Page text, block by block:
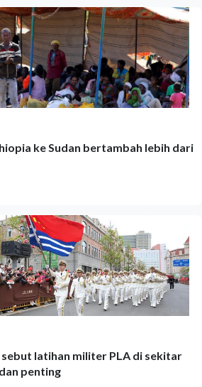
ke Sudan bertambah lebih dari
sebut latihan militer PLA di sekitar
penting